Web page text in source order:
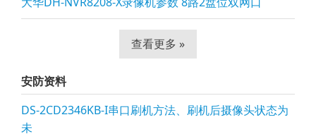
查看更多 »
安防资料
DS-2CD2346KB-I串口刷机方法、刷机后摄像头状态为
未